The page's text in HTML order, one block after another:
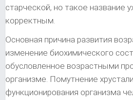
старческой, но такое название
корректным.
Основная причина развития
изменение биохимического
обусловленное возрастными
организме. Помутнение
функционирования организма